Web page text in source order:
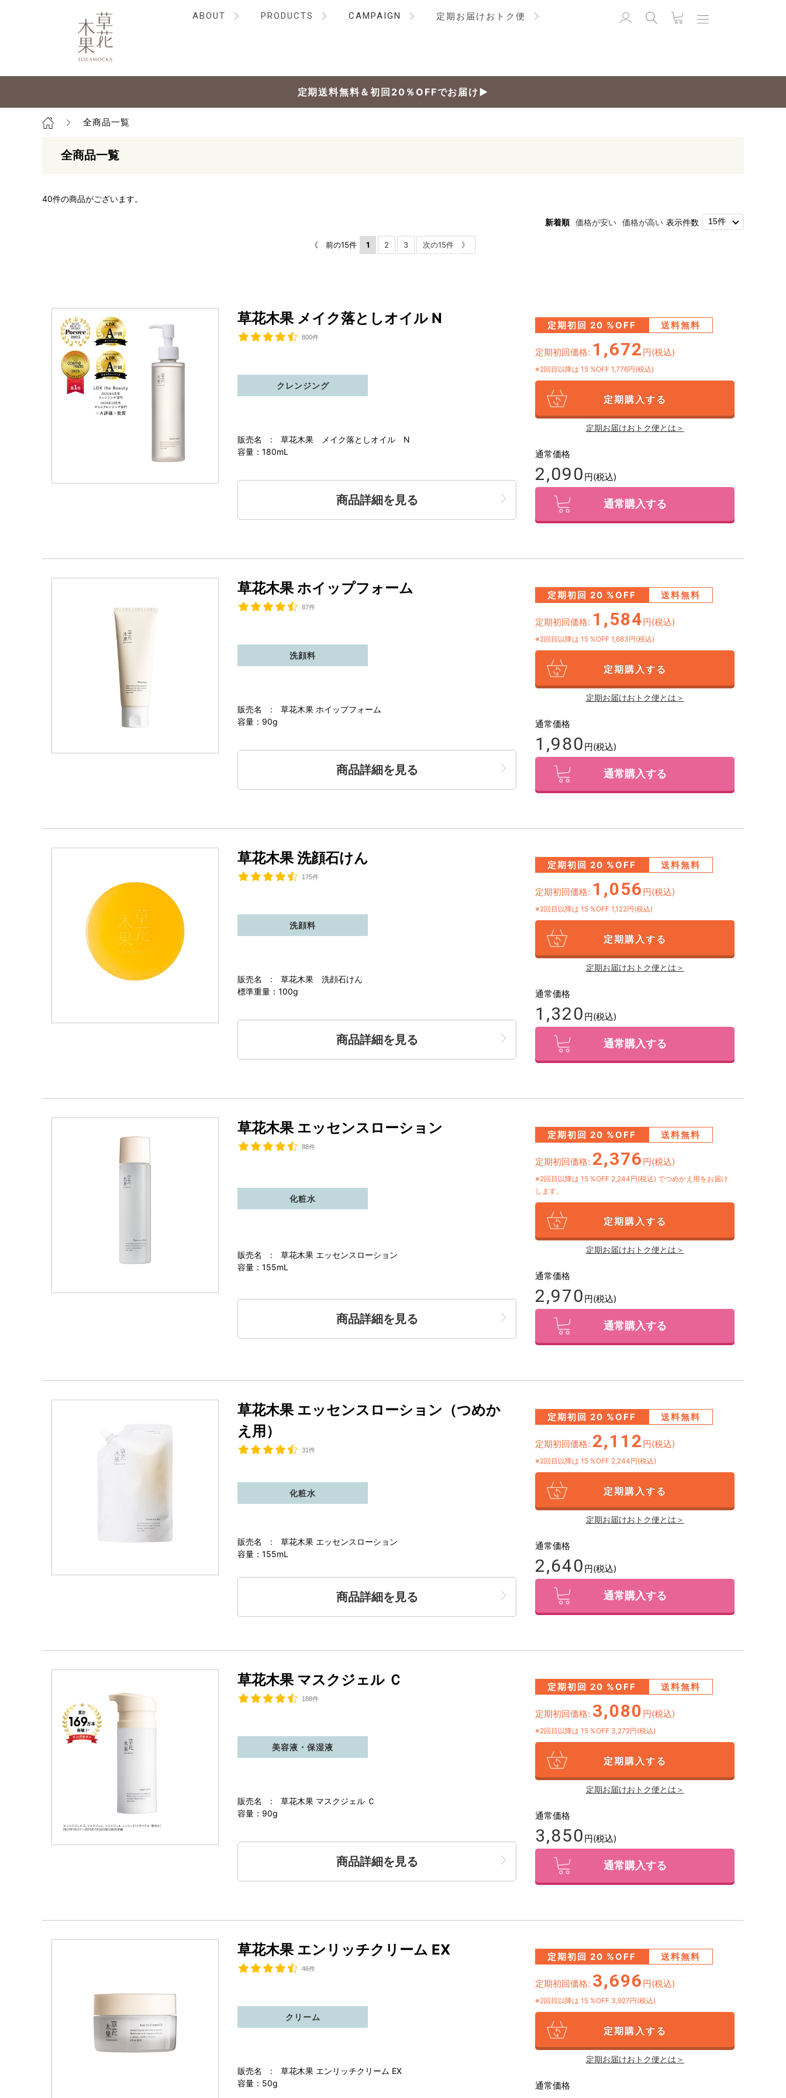
ABOUT PRODUCTS CAMPAIGN 定期お届けおトク便
定期送料無料＆初回20％OFFでお届け▶
全商品一覧
全商品一覧
40件の商品がございます。
新着順 価格が安い 価格が高い 表示件数
《 前の15件 1 2 3 次の15件 》
草花木果 メイク落としオイル N
800件
販売名 : 草花木果 メイク落としオイル N
容量：180mL
クレンジング
商品詳細を見る
定期初回 20 %OFF 送料無料
定期初回価格: 1,672 円(税込)
※2回目以降は 15 %OFF 1,776円(税込)
定期購入する
定期お届けおトク便とは＞
通常価格
2,090 円(税込)
通常購入する
草花木果 ホイップフォーム
87件
販売名 : 草花木果 ホイップフォーム
容量：90g
洗顔料
商品詳細を見る
定期初回 20 %OFF 送料無料
定期初回価格: 1,584円(税込)
※2回目以降は 15 %OFF 1,683円(税込)
定期購入する
定期お届けおトク便とは＞
通常価格
1,980 円(税込)
通常購入する
草花木果 洗顔石けん
175件
販売名 : 草花木果 洗顔石けん
標準重量：100g
洗顔料
商品詳細を見る
定期初回 20 %OFF 送料無料
定期初回価格: 1,056 円(税込)
※2回目以降は 15 %OFF 1,122円(税込)
定期購入する
定期お届けおトク便とは＞
通常価格
1,320 円(税込)
通常購入する
草花木果 エッセンスローション
88件
販売名 : 草花木果 エッセンスローション
容量：155mL
化粧水
商品詳細を見る
定期初回 20 %OFF 送料無料
定期初回価格: 2,376 円(税込)
※2回目以降は 15 %OFF 2,244円(税込)でつめかえ用をお届け
します。
定期購入する
定期お届けおトク便とは＞
通常価格
2,970 円(税込)
通常購入する
草花木果 エッセンスローション（つめか
え用）
31件
販売名 : 草花木果 エッセンスローション
容量：155mL
化粧水
商品詳細を見る
定期初回 20 %OFF 送料無料
定期初回価格: 2,112 円(税込)
※2回目以降は 15 %OFF 2,244円(税込)
定期購入する
定期お届けおトク便とは＞
通常価格
2,640 円(税込)
通常購入する
草花木果 マスクジェル Ｃ
188件
販売名 : 草花木果 マスクジェル Ｃ
容量：90g
美容液・保湿液
商品詳細を見る
定期初回 20 %OFF 送料無料
定期初回価格: 3,080 円(税込)
※2回目以降は 15 %OFF 3,272円(税込)
定期購入する
定期お届けおトク便とは＞
通常価格
3,850 円(税込)
通常購入する
草花木果 エンリッチクリーム EX
46件
販売名 : 草花木果 エンリッチクリーム EX
容量：50g
クリーム
定期初回 20 %OFF 送料無料
定期初回価格: 3,696 円(税込)
※2回目以降は 15 %OFF 3,927円(税込)
定期購入する
定期お届けおトク便とは＞
通常価格